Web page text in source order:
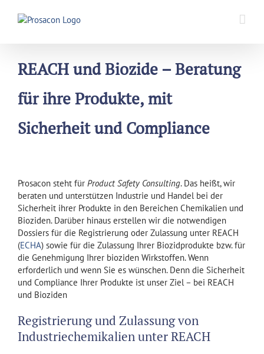
Inhalt
REACH und Biozide – Beratung
für ihre Produkte, mit
Sicherheit und Compliance
Prosacon steht für Product Safety Consulting. Das heißt, wir
beraten und unterstützen Industrie und Handel bei der
Sicherheit ihrer Produkte in den Bereichen Chemikalien und
Bioziden. Darüber hinaus erstellen wir die notwendigen
Dossiers für die Registrierung oder Zulassung unter REACH
(ECHA) sowie für die Zulassung Ihrer Biozidprodukte bzw. für
die Genehmigung Ihrer bioziden Wirkstoffen. Wenn
erforderlich und wenn Sie es wünschen. Denn die Sicherheit
und Compliance Ihrer Produkte ist unser Ziel – bei REACH
und Bioziden
Registrierung und Zulassung von
Industriechemikalien unter REACH